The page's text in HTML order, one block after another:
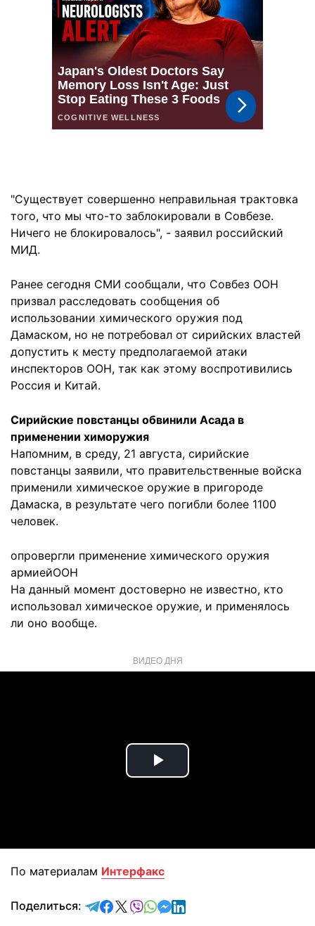
"Существует совершенно неправильная трактовка
того, что мы что-то заблокировали в Совбезе.
Ничего не блокировалось", - заявил российский
МИД.
Ранее сегодня СМИ сообщали, что Совбез ООН
призвал расследовать сообщения об
использовании химического оружия под
Дамаском, но не потребовал от сирийских властей
допустить к месту предполагаемой атаки
инспекторов ООН, так как этому воспротивились
Россия и Китай.
Сирийские повстанцы обвинили Асада в
применении химоружия
Напомним, в среду, 21 августа, сирийские
повстанцы заявили, что правительственные войска
применили химическое оружие в пригороде
Дамаска, в результате чего погибли более 1100
человек.
опровергли применение химического оружия
армиейООН
На данный момент достоверно не известно, кто
использовал химическое оружие, и применялось
ли оно вообще.
ВИДЕО ДНЯ
Play
По материалам Интерфакс
Поделиться: отправить в Telegram
поделиться в Facebook
поделиться в X
отправить в Viber
отправить в Whatsapp
отправить в Messenger
отправить в LinkedIn